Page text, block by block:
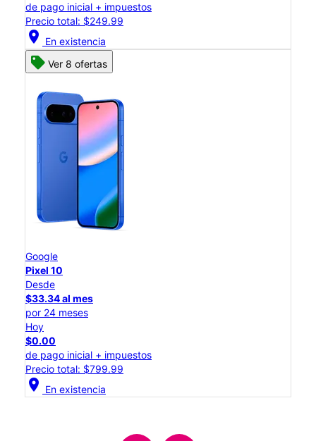
de pago inicial + impuestos
Precio total: $249.99
location_on En existencia
Ver 8 ofertas
Google
Pixel 10
Desde
$33.34 al mes
por 24 meses
Hoy
$0.00
de pago inicial + impuestos
Precio total: $799.99
location_on En existencia